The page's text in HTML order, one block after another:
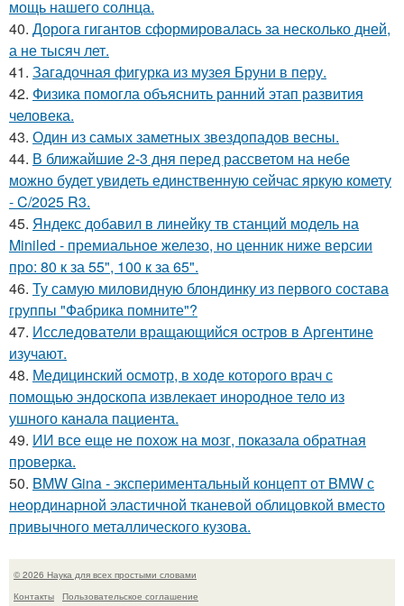
мощь нашего солнца.
40. Дорога гигантов сформировалась за несколько дней,
а не тысяч лет.
41. Загадочная фигурка из музея Бруни в перу.
42. Физика помогла объяснить ранний этап развития
человека.
43. Один из самых заметных звездопадов весны.
44. В ближайшие 2-3 дня перед рассветом на небе
можно будет увидеть единственную сейчас яркую комету
- C/2025 R3.
45. Яндекс добавил в линейку тв станций модель на
Miniled - премиальное железо, но ценник ниже версии
про: 80 к за 55", 100 к за 65".
46. Ту самую миловидную блондинку из первого состава
группы "Фабрика помните"?
47. Исследователи вращающийся остров в Аргентине
изучают.
48. Медицинский осмотр, в ходе которого врач с
помощью эндоскопа извлекает инородное тело из
ушного канала пациента.
49. ИИ все еще не похож на мозг, показала обратная
проверка.
50. BMW Gina - экспериментальный концепт от BMW с
неординарной эластичной тканевой облицовкой вместо
привычного металлического кузова.
© 2026 Наука для всех простыми словами
Контакты
Пользовательское соглашение